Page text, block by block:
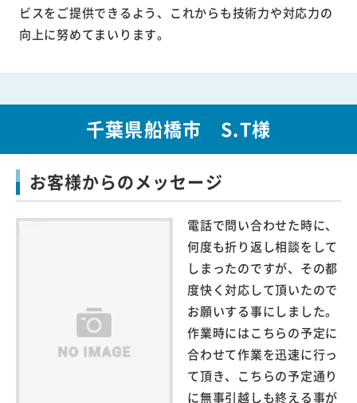
ビスをご提供できるよう、これからも技術力や対応力の
向上に努めてまいります。
千葉県船橋市 S.T様
お客様からのメッセージ
電話で問い合わせた時に、
何度も折り返し相談をして
しまったのですが、その都
度快く対応して頂いたので
お願いする事にしました。
作業時にはこちらの予定に
合わせて作業を迅速に行っ
て頂き、こちらの予定通り
に無事引越しも終える事が